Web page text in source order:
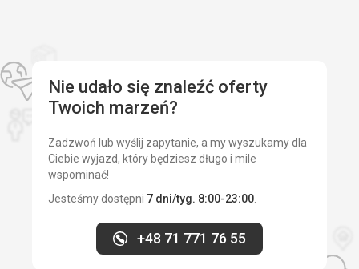
Nie udało się znaleźć oferty
Twoich marzeń?
Zadzwoń lub wyślij zapytanie, a my wyszukamy dla
Ciebie wyjazd, który będziesz długo i mile
wspominać!
Jesteśmy dostępni 7 dni/tyg. 8:00-23:00
+48 71 771 76 55